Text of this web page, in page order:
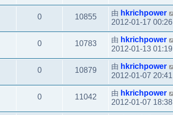
0 10855 由 hkrichpower
2012-01-17 00:26
0 10783 由 hkrichpower
2012-01-13 01:19
0 10879 由 hkrichpower
2012-01-07 20:41
0 11042 由 hkrichpower
2012-01-07 18:38